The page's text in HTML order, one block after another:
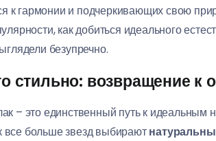
гармонии и подчеркивающих свою
как добиться идеального
безупречно.
стильно: возвращение к
– это единственный путь к
больше звезд выбирают